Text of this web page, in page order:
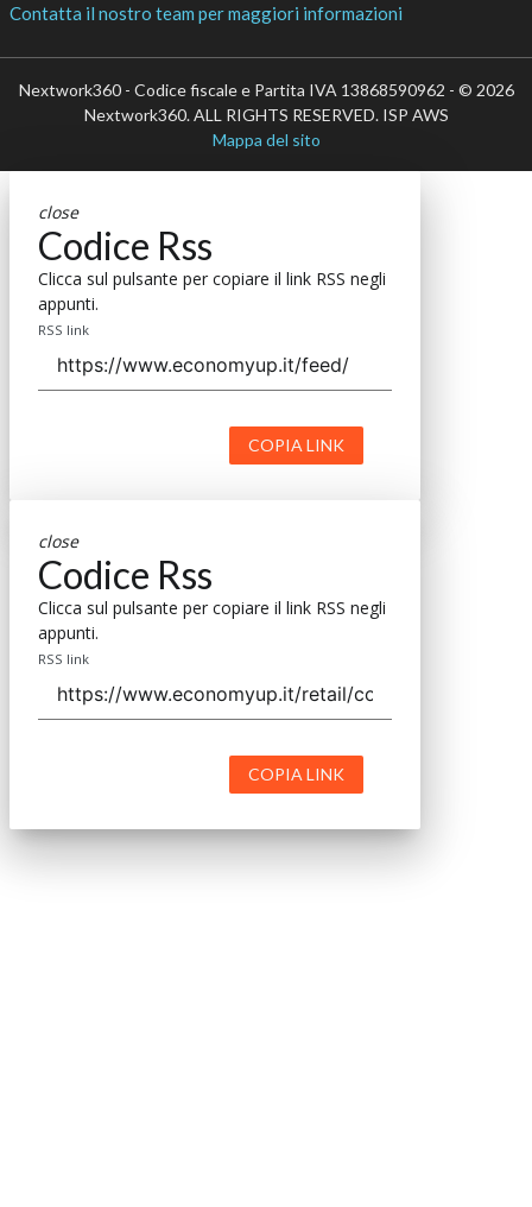
Contatta il nostro team per maggiori informazioni
Nextwork360 - Codice fiscale e Partita IVA 13868590962 - © 2026
Nextwork360. ALL RIGHTS RESERVED. ISP AWS
Mappa del sito
close
Codice Rss
Clicca sul pulsante per copiare il link RSS negli
appunti.
RSS link
COPIA LINK
close
Codice Rss
Clicca sul pulsante per copiare il link RSS negli
appunti.
RSS link
COPIA LINK